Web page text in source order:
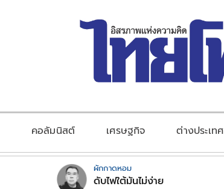
คอลัมนิสต์ เศรษฐกิจ ต่างประเทศ
ผักกาดหอม
ดับไฟใต้มันไม่ง่าย